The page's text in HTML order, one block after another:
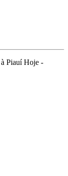
Piauí Hoje -